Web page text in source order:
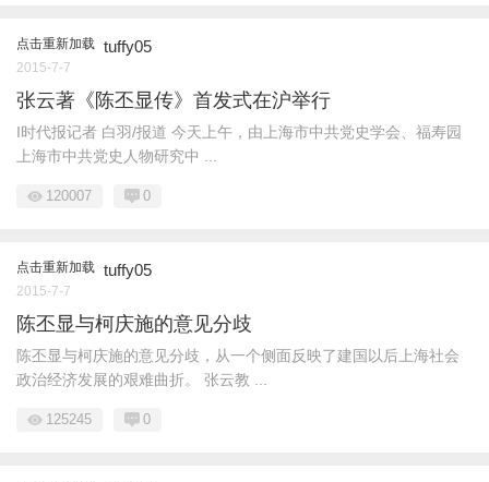
点击重新加载 tuffy05
2015-7-7
张云著《陈丕显传》首发式在沪举行
I时代报记者 白羽/报道 今天上午，由上海市中共党史学会、福寿园
上海市中共党史人物研究中 ...
120007 0
点击重新加载 tuffy05
2015-7-7
陈丕显与柯庆施的意见分歧
陈丕显与柯庆施的意见分歧，从一个侧面反映了建国以后上海社会
政治经济发展的艰难曲折。 张云教 ...
125245 0